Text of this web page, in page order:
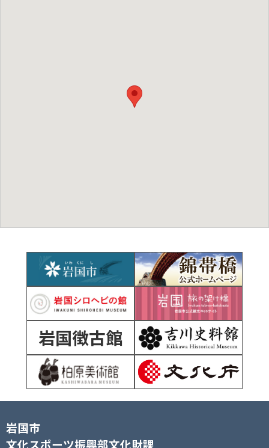
岩国徴古館
岩国市
文化スポーツ振興部文化財課